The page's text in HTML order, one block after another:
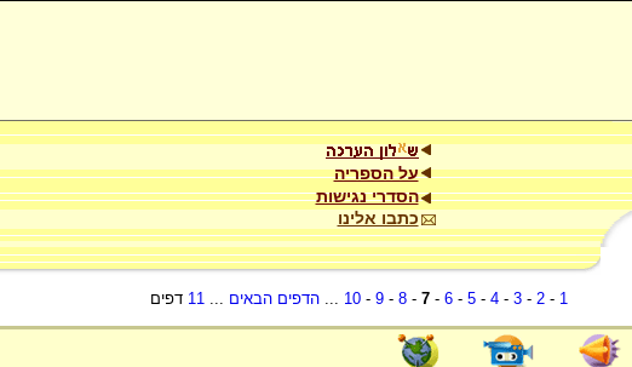
על הספריה
הסדרי נגישות
כתבו אלינו
1
-
2
-
3
-
4
-
5
-
6
-
7
-
8
-
9
-
10
...הדפים הבאים ...
11 דפים